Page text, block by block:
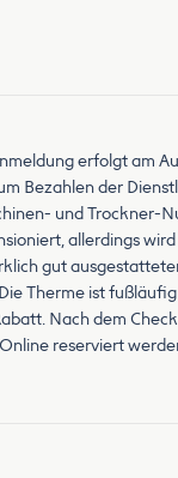
erfolgt am
Bezahlen der
und Trockner-
allerdings
gut
Therme ist
Nach dem
reserviert